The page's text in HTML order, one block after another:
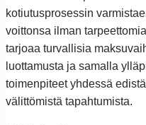
kotiutusprosessin
voittonsa ilman
tarjoaa turvallisia
luottamusta ja samalla
toimenpiteet yhdessä
välittömistä tapahtumista.